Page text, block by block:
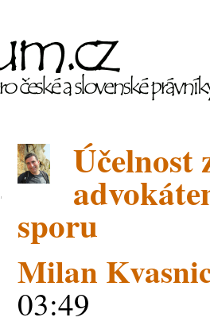
Účelnost
sporu
Milan
03:49